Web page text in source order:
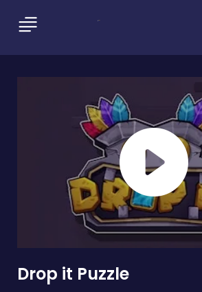
Drop it Puzzle